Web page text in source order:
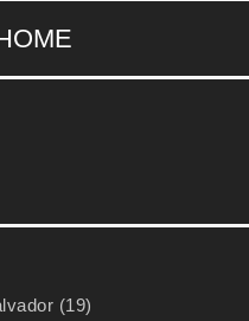
(19)